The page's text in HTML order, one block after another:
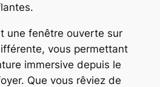
une fenêtre ouverte sur
vous permettant
immersive depuis le
Que vous rêviez de